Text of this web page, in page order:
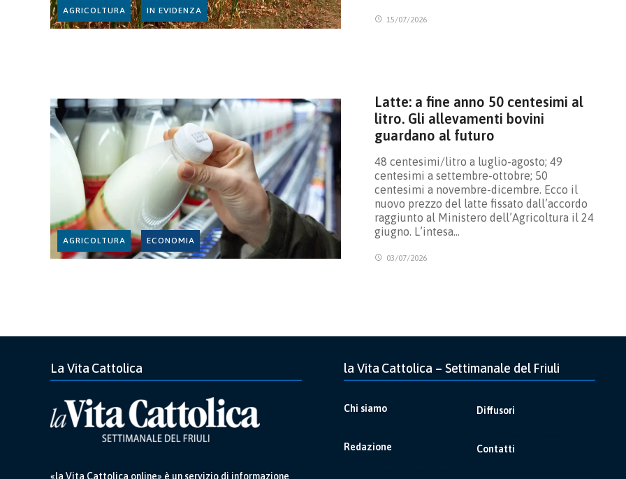
AGRICOLTURA IN EVIDENZA
15/07/2026
AGRICOLTURA ECONOMIA
Latte: a fine anno 50 centesimi al
litro. Gli allevamenti bovini
guardano al futuro
48 centesimi/litro a luglio-agosto; 49
centesimi a settembre-ottobre; 50
centesimi a novembre-dicembre. Ecco il
nuovo prezzo del latte fissato dall’accordo
raggiunto al Ministero dell’Agricoltura il 24
giugno. L’intesa…
03/07/2026
La Vita Cattolica
«la Vita Cattolica online» è un servizio di informazione
la Vita Cattolica – Settimanale del Friuli
Chi siamo
Redazione
Diffusori
Contatti